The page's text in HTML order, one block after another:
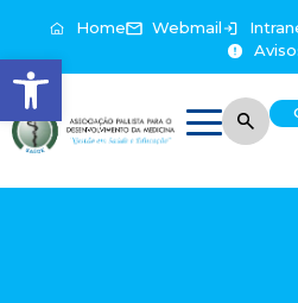
Abrir a barra de ferramentas
Home Webmail